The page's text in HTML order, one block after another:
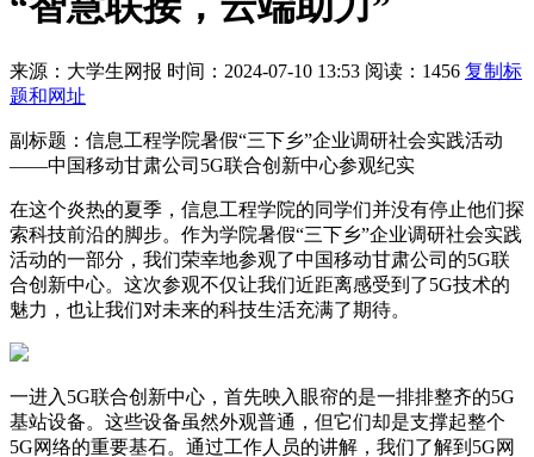
来源：大学生网报 时间：2024-07-10 13:53 阅读：1456 复制标
题和网址
副标题：信息工程学院暑假“三下乡”企业调研社会实践活动
——中国移动甘肃公司5G联合创新中心参观纪实
在这个炎热的夏季，信息工程学院的同学们并没有停止他们探
索科技前沿的脚步。作为学院暑假“三下乡”企业调研社会实践
活动的一部分，我们荣幸地参观了中国移动甘肃公司的5G联
合创新中心。这次参观不仅让我们近距离感受到了5G技术的
魅力，也让我们对未来的科技生活充满了期待。
一进入5G联合创新中心，首先映入眼帘的是一排排整齐的5G
基站设备。这些设备虽然外观普通，但它们却是支撑起整个
5G网络的重要基石。通过工作人员的讲解，我们了解到5G网